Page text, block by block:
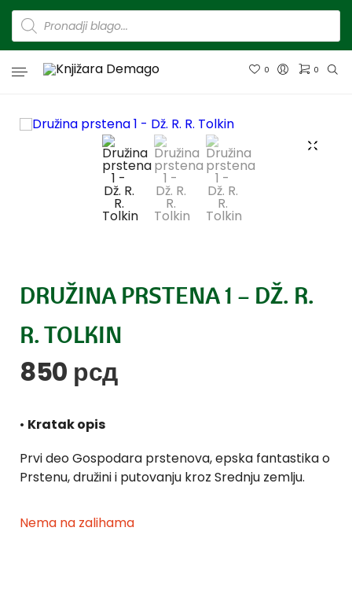
0 0
DRUŽINA PRSTENA 1 – DŽ. R.
R. TOLKIN
850 рсд
• Kratak opis
Prvi deo Gospodara prstenova, epska fantastika o
Prstenu, družini i putovanju kroz Srednju zemlju.
Nema na zalihama